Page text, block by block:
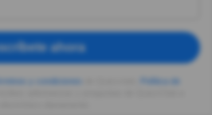
ahora